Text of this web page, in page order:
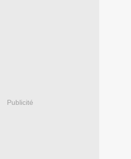
Publicité